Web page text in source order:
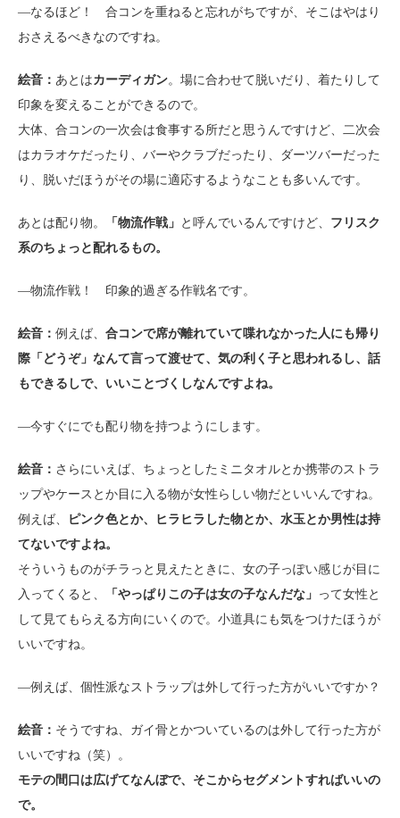
―なるほど！ 合コンを重ねると忘れがちですが、そこはやはり
おさえるべきなのですね。
絵音： あとはカーディガン。場に合わせて脱いだり、着たりして
印象を変えることができるので。
大体、合コンの一次会は食事する所だと思うんですけど、二次会
はカラオケだったり、バーやクラブだったり、ダーツバーだった
り、脱いだほうがその場に適応するようなことも多いんです。
あとは配り物。 「物流作戦」 と呼んでいるんですけど、 フリスク
系のちょっと配れるもの。
―物流作戦！ 印象的過ぎる作戦名です。
絵音： 例えば、 合コンで席が離れていて喋れなかった人にも帰り
際「どうぞ」なんて言って渡せて、気の利く子と思われるし、話
もできるしで、いいことづくしなんですよね。
―今すぐにでも配り物を持つようにします。
絵音： さらにいえば、ちょっとしたミニタオルとか携帯のストラ
ップやケースとか目に入る物が女性らしい物だといいんですね。
例えば、
ピンク色とか、ヒラヒラした物とか、水玉とか男性は持
てないですよね。
そういうものがチラっと見えたときに、女の子っぽい感じが目に
入ってくると、
「やっぱりこの子は女の子なんだな」 って女性と
して見てもらえる方向にいくので。小道具にも気をつけたほうが
いいですね。
―例えば、個性派なストラップは外して行った方がいいですか？
絵音： そうですね、ガイ骨とかついているのは外して行った方が
いいですね（笑）。
モテの間口は広げてなんぼで、そこからセグメントすればいいの
で。